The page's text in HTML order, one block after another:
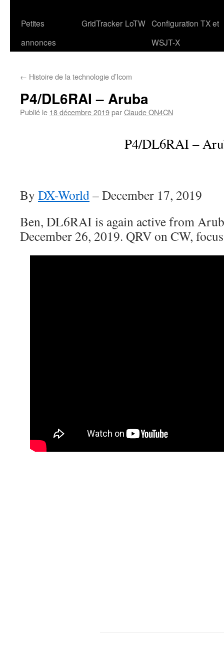
Petites
annonces
GridTracker LoTW Configuration TX et
WSJT-X
← Histoire de la technologie d’Icom
P4/DL6RAI – Aruba
Publié le 18 décembre 2019parClaude ON4CN
P4/DL6RAI –
By DX-World–December 17, 2019
Ben, DL6RAI is again active from
December 26, 2019. QRV on CW,